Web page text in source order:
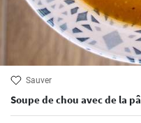
Sauver
Soupe de chou avec de la